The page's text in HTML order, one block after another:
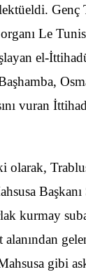
Genç
Le
el-
vuran
olarak,
kurmay
alanından
gibi